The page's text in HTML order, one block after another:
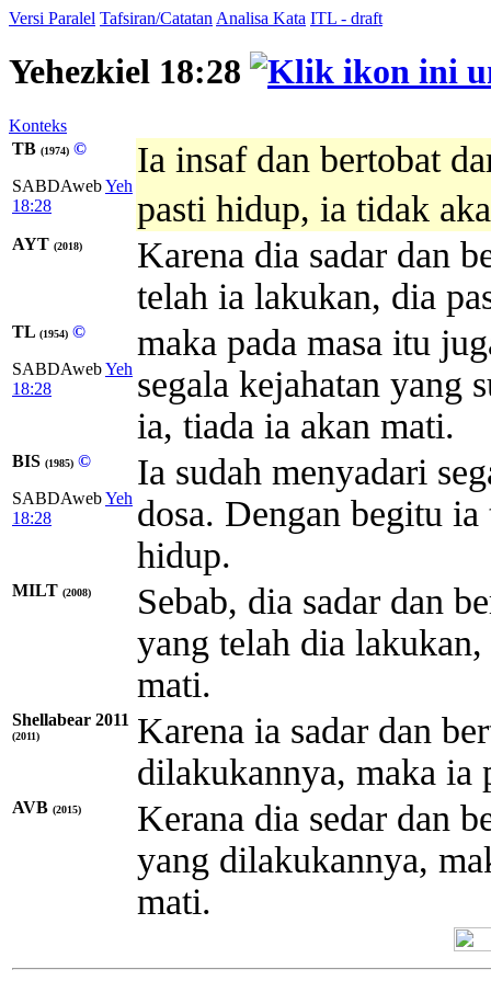
Versi Paralel Tafsiran/Catatan Analisa Kata ITL - draft
Yehezkiel 18:28
Konteks
TB (1974) ©
SABDAwebYeh
18:28
Ia insaf dan bertobat
pasti hidup, ia tidak
AYT (2018)
Karena dia sadar dan
telah ia lakukan, dia
TL (1954) ©
SABDAwebYeh
18:28
maka pada masa itu
segala kejahatan yang
ia, tiada ia akan mati.
BIS (1985) ©
SABDAwebYeh
18:28
Ia sudah menyadari
dosa. Dengan begitu
hidup.
MILT (2008)
Sebab, dia sadar dan
yang telah dia
mati.
Shellabear 2011
(2011)
Karena ia sadar dan
dilakukannya, maka ia
AVB (2015)
Kerana dia sedar dan
yang dilakukannya,
mati.